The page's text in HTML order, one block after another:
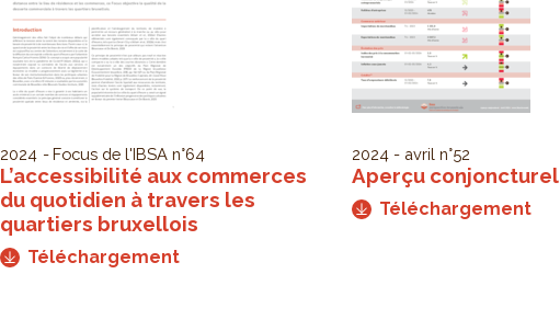
2024 Focus de l'IBSA n°64
L’accessibilité aux commerces
du quotidien à travers les
quartiers bruxellois
Téléchargement
2024 - avril n°52
Aperçu conjoncturel
Téléchargement